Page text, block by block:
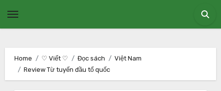
Home ♡ Viết ♡ Đọc sách
Việt Nam
Review Từ tuyến đầu tổ quốc